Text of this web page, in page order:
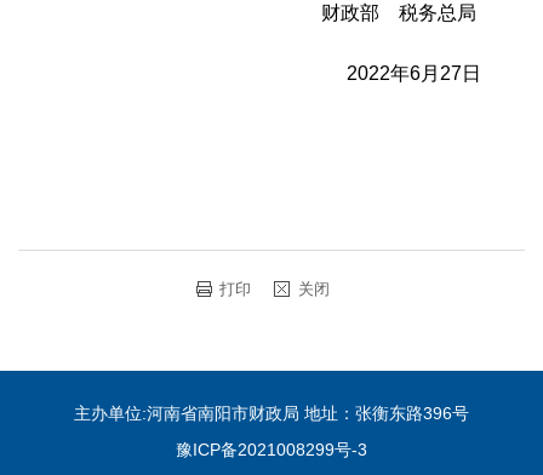
财政部 税务总局
2022年6月27日
打印 关闭
主办单位:河南省南阳市财政局 地址：张衡东路396号
豫ICP备2021008299号-3